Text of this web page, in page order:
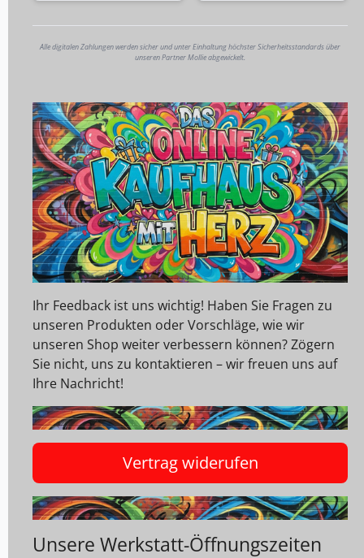
Alle digitalen Zahlungen werden sicher und unter Einhaltung höchster Sicherheitsstandards über
unseren Partner Mollie abgewickelt.
Ihr Feedback ist uns wichtig! Haben Sie Fragen zu
unseren Produkten oder Vorschläge, wie wir
unseren Shop weiter verbessern können? Zögern
Sie nicht, uns zu kontaktieren – wir freuen uns auf
Ihre Nachricht!
Vertrag widerufen
Unsere Werkstatt-Öffnungszeiten